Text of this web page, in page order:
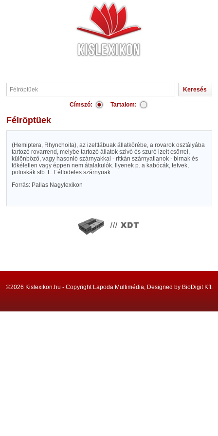
Címszó: Tartalom:
Félröptüek
(Hemiptera, Rhynchoita), az izeltlábuak állatkörébe, a rovarok osztályába
tartozó rovarrend, melybe tartozó állatok szivó és szuró izelt csőrrel,
különböző, vagy hasonló szárnyakkal - ritkán szárnyatlanok - birnak és
tökéletlen vagy éppen nem átalakulók. Ilyenek p. a kabócák, tetvek,
poloskák stb. L. Félfödeles szárnyuak.
Forrás: Pallas Nagylexikon
©2026 Kislexikon.hu - Copyright Lapoda Multimédia, Designed by BioDigit Kft.